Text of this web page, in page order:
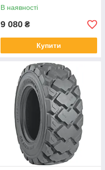
навантажувача BobCat)
В наявності
9 080 ₴
Купити